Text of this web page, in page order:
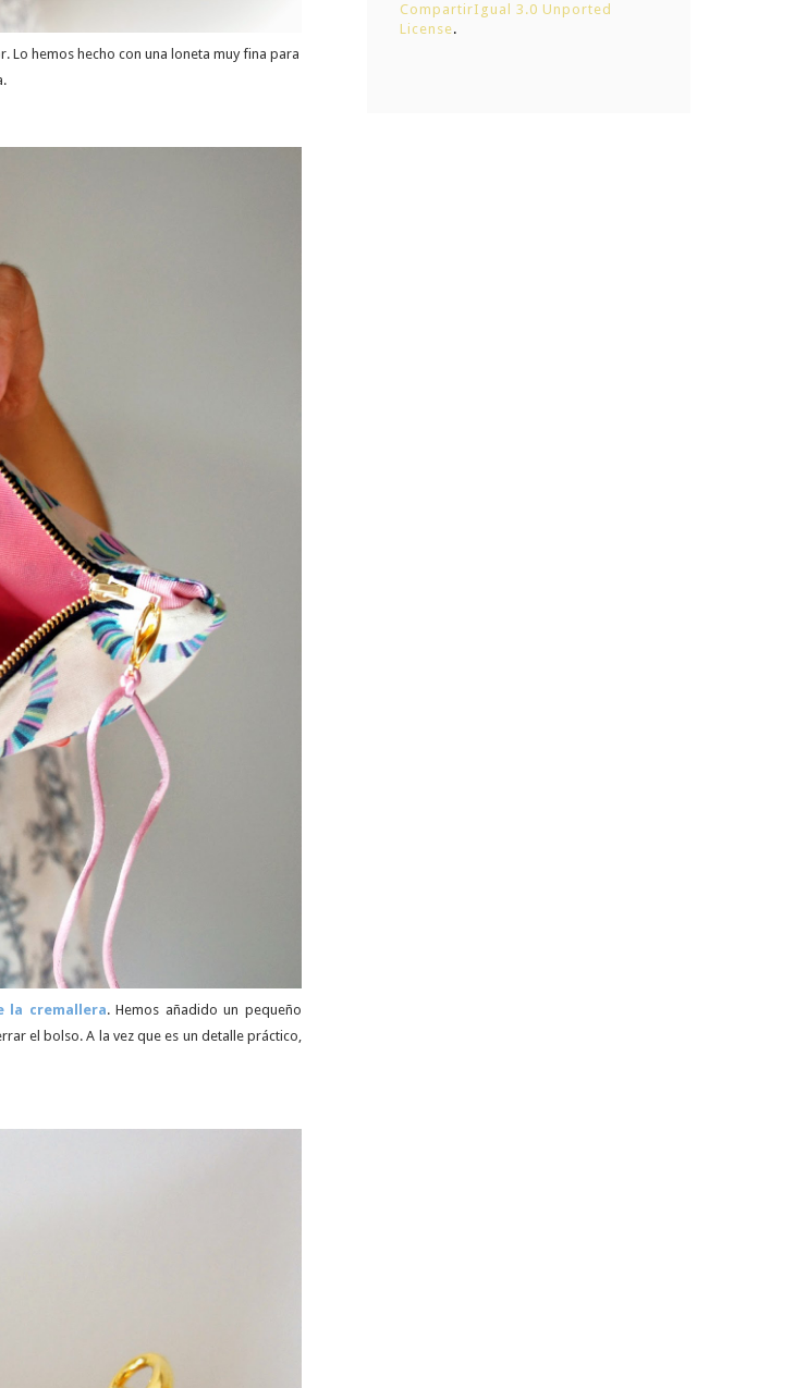
Lo hemos hecho con una loneta muy fina para
la cremallera. Hemos añadido un pequeño
el bolso. A la vez que es un detalle práctico,
CompartirIgual 3.0 Unported
License.